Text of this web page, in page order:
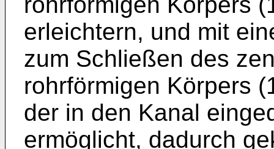
erleichtern, und mit
zum Schließen des
rohrförmigen Körpers
der in den Kanal
ermöglicht, dadurch